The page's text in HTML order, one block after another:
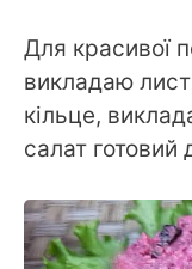
Для красивої
викладаю
кільце,
салат готовий